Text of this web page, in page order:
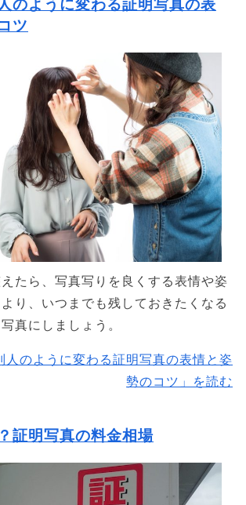
のように変わる証明写真の表
ツ
たら、写真写りを良くする表情や姿
り、いつまでも残しておきたくなる
真にしましょう。
人のように変わる証明写真の表情と姿
勢のコツ」を読む
証明写真の料金相場